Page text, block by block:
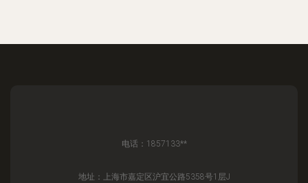
电话：1857133**
地址：上海市嘉定区沪宜公路5358号1层J